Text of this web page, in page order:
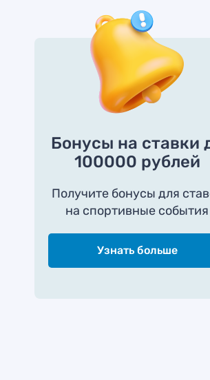
Бонусы на ставки
100000 рублей
Получите бонусы для
на спортивные события
Узнать больше